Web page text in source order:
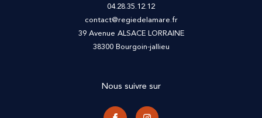
04.28.35.12.12
contact@regiedelamare.fr
39 Avenue ALSACE LORRAINE
38300
bourgoin-jallieu
Nous suivre sur